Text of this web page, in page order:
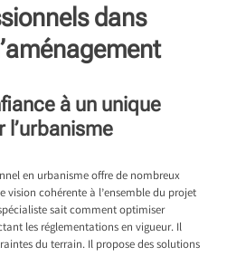
dans
à un unique
en urbanisme offre de nombreux
vision cohérente à l’ensemble du projet
sait comment optimiser
les réglementations en vigueur. Il
du terrain. Il propose des solutions